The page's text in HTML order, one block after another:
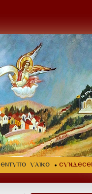
ΕΝΤΥΠΟ ΥΛΙΚΟ